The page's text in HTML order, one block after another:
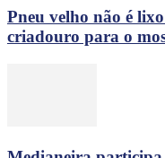
Pneu velho não é
criadouro para o